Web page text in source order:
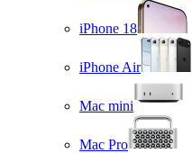
iPhone 18
iPhone Air
Mac mini
Mac Pro